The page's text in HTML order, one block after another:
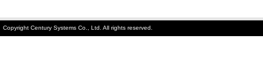
Copyright Century Systems Co., Ltd. All rights reserved.